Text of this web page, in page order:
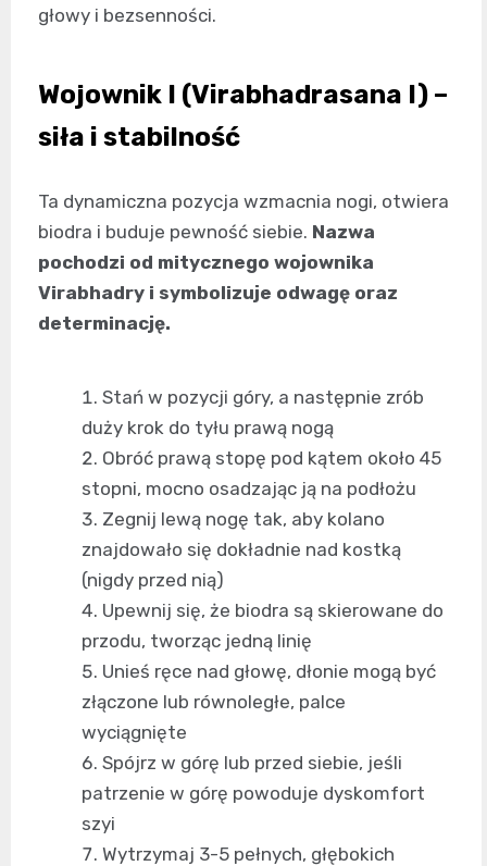
głowy i bezsenności.
Wojownik I (Virabhadrasana I) –
siła i stabilność
Ta dynamiczna pozycja wzmacnia nogi, otwiera
biodra i buduje pewność siebie. Nazwa
pochodzi od mitycznego wojownika
Virabhadry i symbolizuje odwagę oraz
determinację.
Stań w pozycji góry, a następnie zrób
duży krok do tyłu prawą nogą
Obróć prawą stopę pod kątem około 45
stopni, mocno osadzając ją na podłożu
Zegnij lewą nogę tak, aby kolano
znajdowało się dokładnie nad kostką
(nigdy przed nią)
Upewnij się, że biodra są skierowane do
przodu, tworząc jedną linię
Unieś ręce nad głowę, dłonie mogą być
złączone lub równoległe, palce
wyciągnięte
Spójrz w górę lub przed siebie, jeśli
patrzenie w górę powoduje dyskomfort
szyi
Wytrzymaj 3-5 pełnych, głębokich